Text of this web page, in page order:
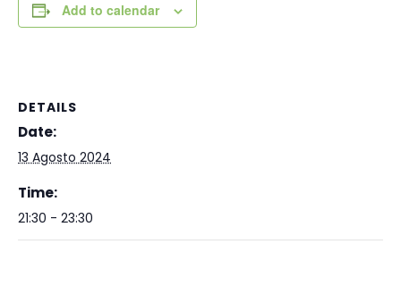
Add to calendar
DETAILS
Date:
13 Agosto 2024
Time:
21:30 - 23:30